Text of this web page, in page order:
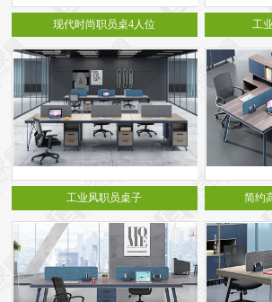
现代时尚职员桌4人位 工
工业风职员桌子 简约